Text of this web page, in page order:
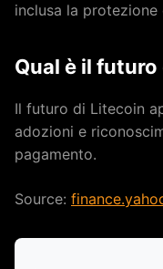
inclusa la
Qual è il
Il futuro di Litecoin
adozioni e
pagamento.
Source: